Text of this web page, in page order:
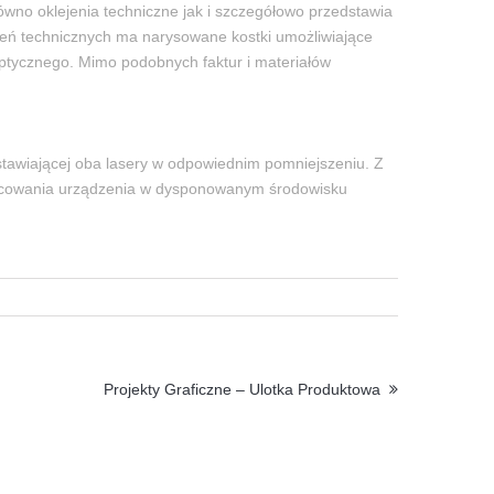
oklejenia techniczne jak i szczegółowo przedstawia
technicznych ma narysowane kostki umożliwiające
Mimo podobnych faktur i materiałów
oba lasery w odpowiednim pomniejszeniu. Z
urządzenia w dysponowanym środowisku
Projekty Graficzne – Ulotka Produktowa